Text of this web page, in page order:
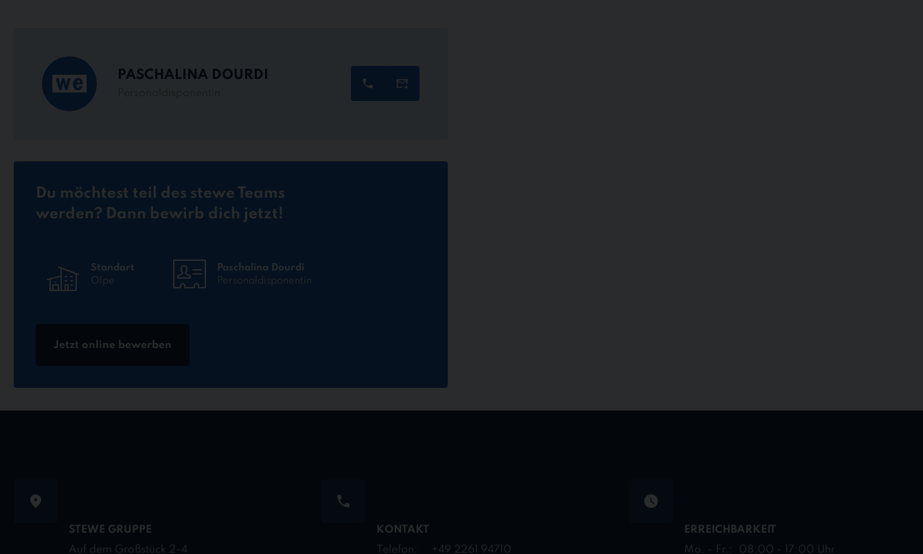
PASCHALINA DOURDI
Du möchtest teil des stewe Teams
werden? Dann bewirb dich jetzt!
Standort
Olpe
Paschalina Dourdi
Personaldisponentin
Jetzt online bewerben
STEWE GRUPPE
Auf dem Großstück 2-4
KONTAKT
Telefon:
+49 2261 94710
ERREICHBARKEIT
Mo. - Fr.:
08:00 - 17:00 Uhr